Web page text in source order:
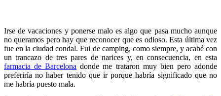
Irse de vacaciones y ponerse malo es algo que pasa mucho aunque
no queramos pero hay que reconocer que es odioso. Esta última vez
fue en la ciudad condal. Fui de camping, como siempre, y acabé con
un trancazo de tres pares de narices y, en consecuencia, en esta
farmacia de Barcelona donde me trataron muy bien pero adonde
preferiría no haber tenido que ir porque habría significado que no
me habría puesto mala.